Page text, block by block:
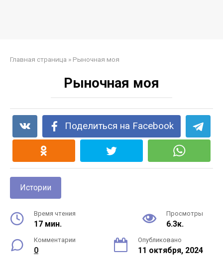
Главная страница » Рыночная моя
Рыночная моя
Поделиться на Facebook
Истории
Время чтения
17 мин.
Просмотры
6.3к.
Комментарии
0
Опубликовано
11 октября, 2024